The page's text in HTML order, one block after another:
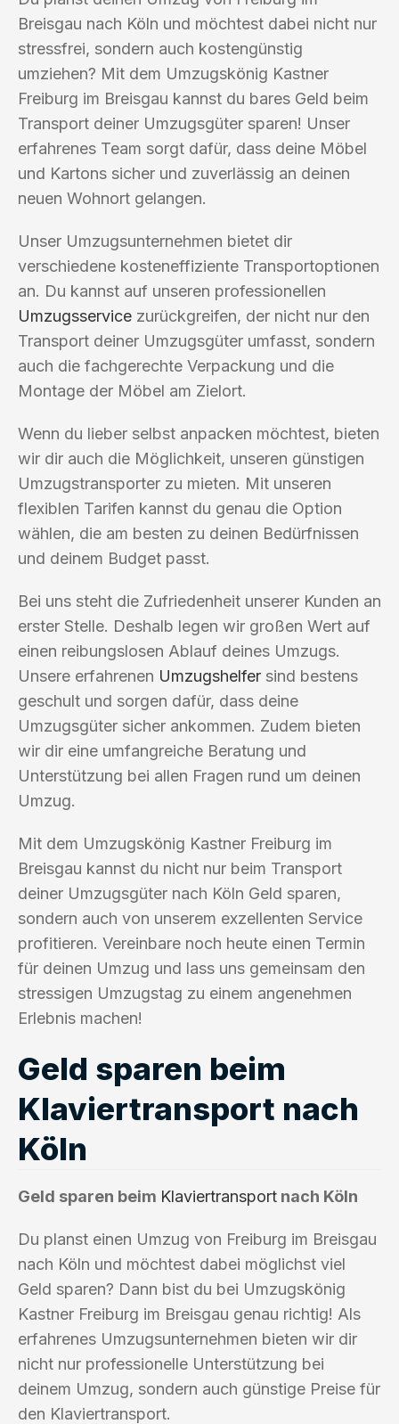
Breisgau nach Köln und möchtest dabei nicht nur
stressfrei, sondern auch kostengünstig
umziehen? Mit dem Umzugskönig Kastner
Freiburg im Breisgau kannst du bares Geld beim
Transport deiner Umzugsgüter sparen! Unser
erfahrenes Team sorgt dafür, dass deine Möbel
und Kartons sicher und zuverlässig an deinen
neuen Wohnort gelangen.
Unser Umzugsunternehmen bietet dir
verschiedene kosteneffiziente Transportoptionen
an. Du kannst auf unseren professionellen
Umzugsservice zurückgreifen, der nicht nur den
Transport deiner Umzugsgüter umfasst, sondern
auch die fachgerechte Verpackung und die
Montage der Möbel am Zielort.
Wenn du lieber selbst anpacken möchtest, bieten
wir dir auch die Möglichkeit, unseren günstigen
Umzugstransporter zu mieten. Mit unseren
flexiblen Tarifen kannst du genau die Option
wählen, die am besten zu deinen Bedürfnissen
und deinem Budget passt.
Bei uns steht die Zufriedenheit unserer Kunden an
erster Stelle. Deshalb legen wir großen Wert auf
einen reibungslosen Ablauf deines Umzugs.
Unsere erfahrenen Umzugshelfer sind bestens
geschult und sorgen dafür, dass deine
Umzugsgüter sicher ankommen. Zudem bieten
wir dir eine umfangreiche Beratung und
Unterstützung bei allen Fragen rund um deinen
Umzug.
Mit dem Umzugskönig Kastner Freiburg im
Breisgau kannst du nicht nur beim Transport
deiner Umzugsgüter nach Köln Geld sparen,
sondern auch von unserem exzellenten Service
profitieren. Vereinbare noch heute einen Termin
für deinen Umzug und lass uns gemeinsam den
stressigen Umzugstag zu einem angenehmen
Erlebnis machen!
Geld sparen beim
Klaviertransport nach
Köln
Geld sparen beim Klaviertransport nach Köln
Du planst einen Umzug von Freiburg im Breisgau
nach Köln und möchtest dabei möglichst viel
Geld sparen? Dann bist du bei Umzugskönig
Kastner Freiburg im Breisgau genau richtig! Als
erfahrenes Umzugsunternehmen bieten wir dir
nicht nur professionelle Unterstützung bei
deinem Umzug, sondern auch günstige Preise für
den Klaviertransport.